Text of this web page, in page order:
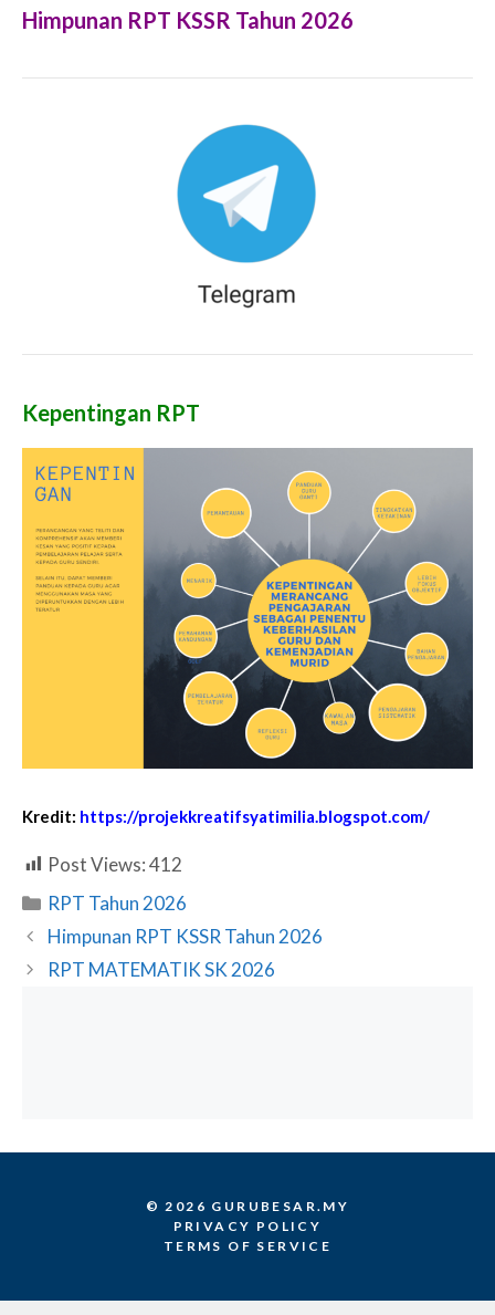
Himpunan RPT KSSR Tahun 2026
Kepentingan RPT
Kredit: https://projekkreatifsyatimilia.blogspot.com/
Post Views:412
Categories
RPT Tahun 2026
Himpunan RPT KSSR Tahun 2026
RPT MATEMATIK SK 2026
© 2026 GURUBESAR.MY
PRIVACY POLICY
TERMS OF SERVICE